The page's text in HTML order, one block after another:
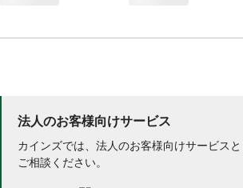
法人のお客様向けサービス
カインズでは、法人のお客様向けサービス
ご相談ください。